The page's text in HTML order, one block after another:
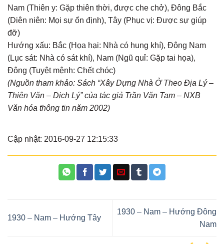
Nam (Thiên y: Gặp thiên thời, được che chở), Đông Bắc
(Diên niên: Mọi sự ổn định), Tây (Phục vị: Được sự giúp
đỡ)
Hướng xấu: Bắc (Họa hại: Nhà có hung khí), Đông Nam
(Lục sát: Nhà có sát khí), Nam (Ngũ quỉ: Gặp tai họa),
Đông (Tuyệt mệnh: Chết chóc)
(Nguồn tham khảo: Sách “Xây Dựng Nhà Ở Theo Địa Lý –
Thiên Văn – Dịch Lý” của tác giả Trần Văn Tam – NXB
Văn hóa thông tin năm 2002)
Cập nhật: 2016-09-27 12:15:33
1930 – Nam – Hướng Tây
1930 – Nam – Hướng Đông
Nam